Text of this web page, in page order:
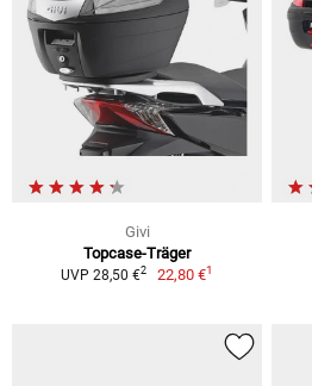
Givi
Topcase-Träger
UVP 28,50 €2 22,80 €1